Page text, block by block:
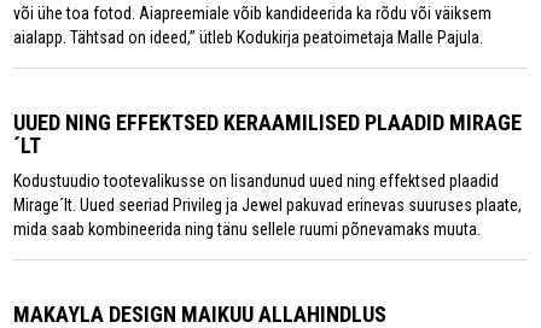
või ühe toa fotod. Aiapreemiale võib kandideerida ka rõdu või väiksem
aialapp. Tähtsad on ideed,” ütleb Kodukirja peatoimetaja Malle Pajula.
UUED NING EFFEKTSED KERAAMILISED PLAADID MIRAGE
´LT
Kodustuudio tootevalikusse on lisandunud uued ning effektsed plaadid
Mirage´lt. Uued seeriad Privileg ja Jewel pakuvad erinevas suuruses plaate,
mida saab kombineerida ning tänu sellele ruumi põnevamaks muuta.
MAKAYLA DESIGN MAIKUU ALLAHINDLUS